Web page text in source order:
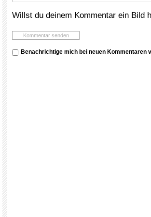
Willst du deinem Kommentar ein Bild
Benachrichtige mich bei neuen Kommentaren